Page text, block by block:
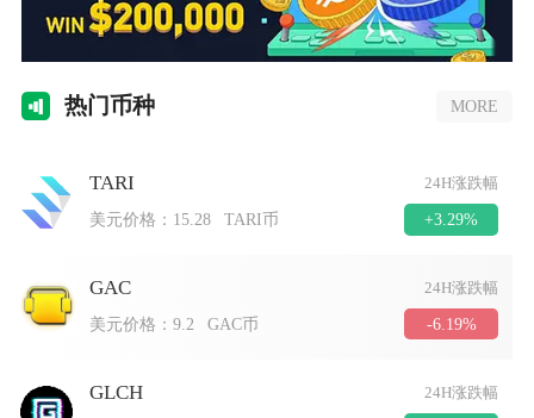
热门币种 MORE
TARI 24H涨跌幅
美元价格： 15.28 TARI币 +3.29%
GAC 24H涨跌幅
美元价格：9.2 GAC币 -6.19%
GLCH 24H涨跌幅